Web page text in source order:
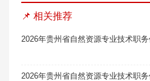
📌 相关推荐